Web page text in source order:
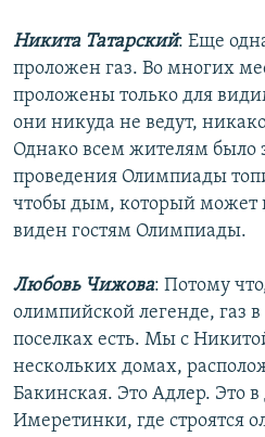
Никита Татарский: Еще
проложен газ. Во многих
проложены только для
они никуда не ведут,
Однако всем жителям было
проведения Олимпиады
чтобы дым, который может
виден гостям Олимпиады.
Любовь Чижова: Потому
олимпийской легенде, газ
поселках есть. Мы с
нескольких домах,
Бакинская. Это Адлер. Это в
Имеретинки, где строятся